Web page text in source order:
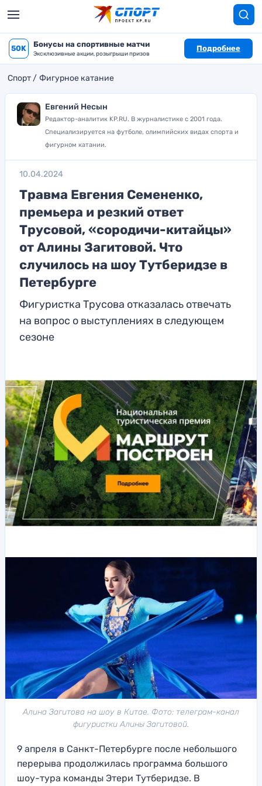
50K Бонусы на спортивные матчи
Эксклюзивные акции, розыгрыши призов
Подробнее
Спорт Фигурное катание
Евгений Несын
Редактор-аналитик KP.RU. В журналистике с 2001 года.
Специализируется на футболе, олимпийских видах спорта и
фигурном катании.
10.04.2024
Травма Евгения Семененко,
премьера и резкий ответ
Трусовой, «сородичи-китайцы»
от Алины Загитовой. Что
случилось на шоу Тутберидзе в
Петербурге
Фигуристка Трусова отказалась отвечать
на вопрос о выступлениях в следующем
сезоне
Алина Загитова на шоу в Китае. Фото: телеграм-канал
фигуристки Алины Загитовой.
9 апреля в Санкт-Петербурге после небольшого
перерыва продолжилась программа большого
шоу-тура команды Этери Тутберидзе. В